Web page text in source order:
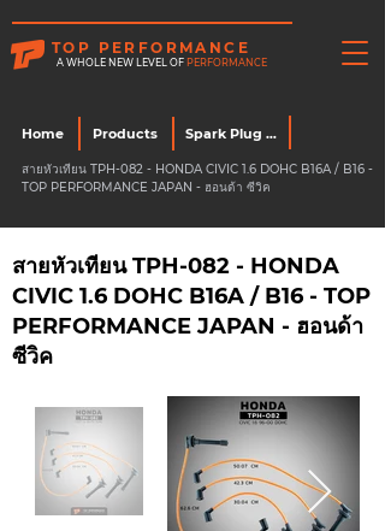
TOP PERFORMANCE
A WHOLE NEW LEVEL OF PERFORMANCE
Home Products
สายหัวเทียน TPH-082 - HONDA CIVIC 1.6 DOHC B16A / B16 -
TOP PERFORMANCE JAPAN - ฮอนด้า ซีวิค
Spark Plug Wire
สายหัวเทียน TPH-082 - HONDA
CIVIC 1.6 DOHC B16A / B16 - TOP
PERFORMANCE JAPAN - ฮอนด้า
ซีวิค